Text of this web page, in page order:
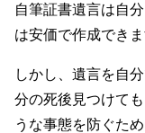
自筆証書遺言は自
は安価で作成できま
しかし、遺言を自
分の死後見つけて
うな事態を防ぐた